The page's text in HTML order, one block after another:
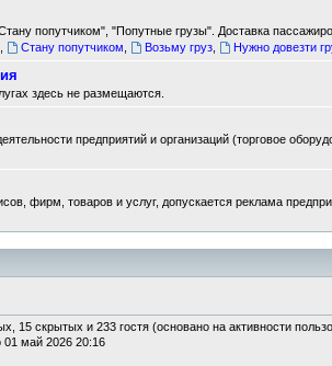
попутчиком", "Попутные грузы". Доставка
Стану попутчиком Возьму груз Нужно довезти
здесь не размещаются.
предприятий и организаций (торговое
фирм, товаров и услуг, допускается реклама
15 скрытых и 233 гостя (основано на активности
01 май 2026 20:16